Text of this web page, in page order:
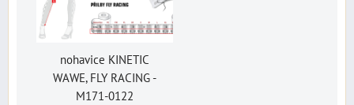
nohavice KINETIC
WAWE, FLY RACING -
M171-0122